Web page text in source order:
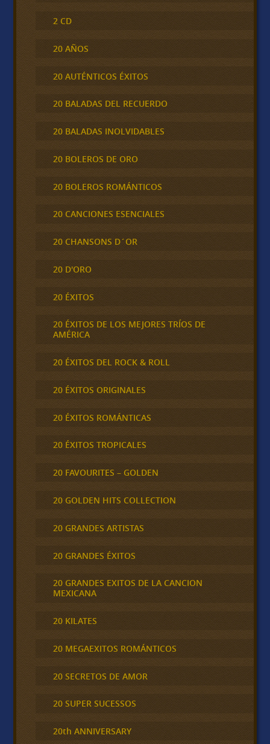
2 CD
20 AÑOS
20 AUTÉNTICOS ÉXITOS
20 BALADAS DEL RECUERDO
20 BALADAS INOLVIDABLES
20 BOLEROS DE ORO
20 BOLEROS ROMÁNTICOS
20 CANCIONES ESENCIALES
20 CHANSONS D´OR
20 D'ORO
20 ÉXITOS
20 ÉXITOS DE LOS MEJORES TRÍOS DE
AMÉRICA
20 ÉXITOS DEL ROCK & ROLL
20 ÉXITOS ORIGINALES
20 ÉXITOS ROMÁNTICAS
20 ÉXITOS TROPICALES
20 FAVOURITES – GOLDEN
20 GOLDEN HITS COLLECTION
20 GRANDES ARTISTAS
20 GRANDES ÉXITOS
20 GRANDES EXITOS DE LA CANCION
MEXICANA
20 KILATES
20 MEGAEXITOS ROMÁNTICOS
20 SECRETOS DE AMOR
20 SUPER SUCESSOS
20th ANNIVERSARY